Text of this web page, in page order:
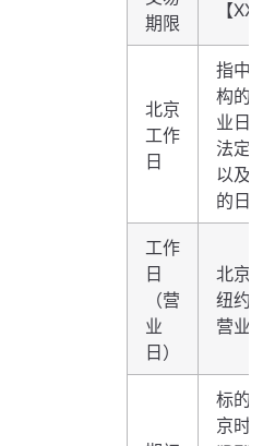
期限
【
北京
工作
日
指中国
构的对
业日（
法定公
以及交
的日期
工作
日
（营
业
日）
北京工
纽约市
营业日
标的资
京时间